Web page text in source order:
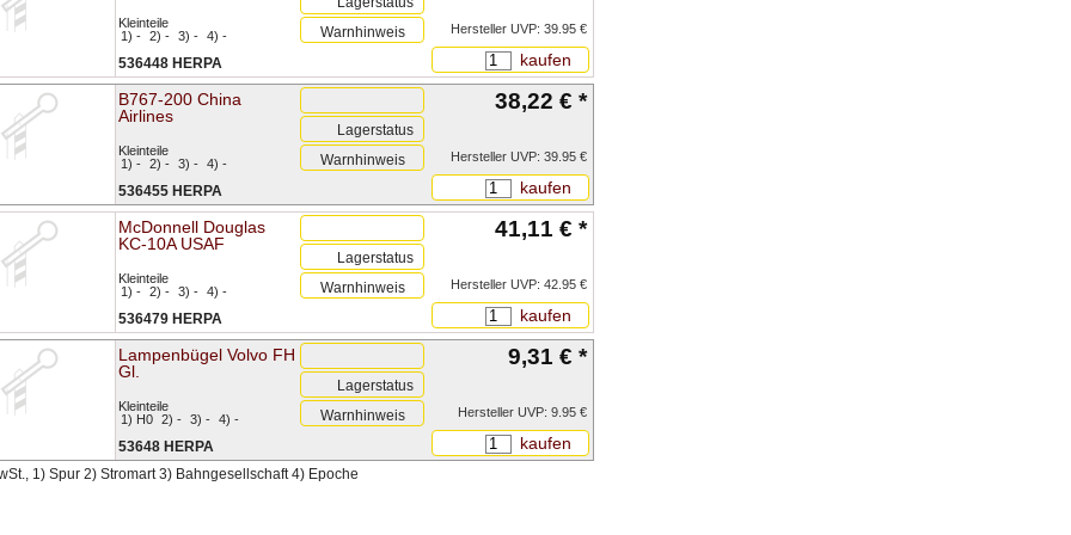
Kleinteile
1) - 2) - 3) - 4) -
Warnhinweis
Hersteller UVP: 39.95 €
kaufen
536448 HERPA
B767-200 China
Airlines
Kleinteile
1) - 2) - 3) - 4) -
Lagerstatus
Warnhinweis
38,22 € *
Hersteller UVP: 39.95 €
kaufen
536455 HERPA
McDonnell Douglas
KC-10A USAF
Kleinteile
1) - 2) - 3) - 4) -
Lagerstatus
Warnhinweis
41,11 € *
Hersteller UVP: 42.95 €
kaufen
536479 HERPA
Lampenbügel Volvo FH
Gl.
Kleinteile
1) H0 2) - 3) - 4) -
Lagerstatus
Warnhinweis
9,31 € *
Hersteller UVP: 9.95 €
kaufen
53648 HERPA
1) Spur 2) Stromart 3) Bahngesellschaft 4) Epoche